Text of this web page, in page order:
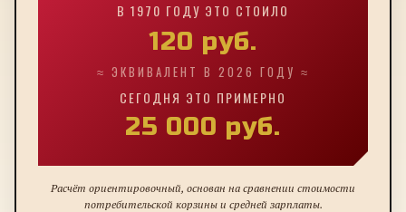
В 1970 ГОДУ ЭТО СТОИЛО
120 руб.
≈ ЭКВИВАЛЕНТ В 2026 ГОДУ ≈
СЕГОДНЯ ЭТО ПРИМЕРНО
25 000 руб.
Расчёт ориентировочный, основан на сравнении стоимости
потребительской корзины и средней зарплаты.